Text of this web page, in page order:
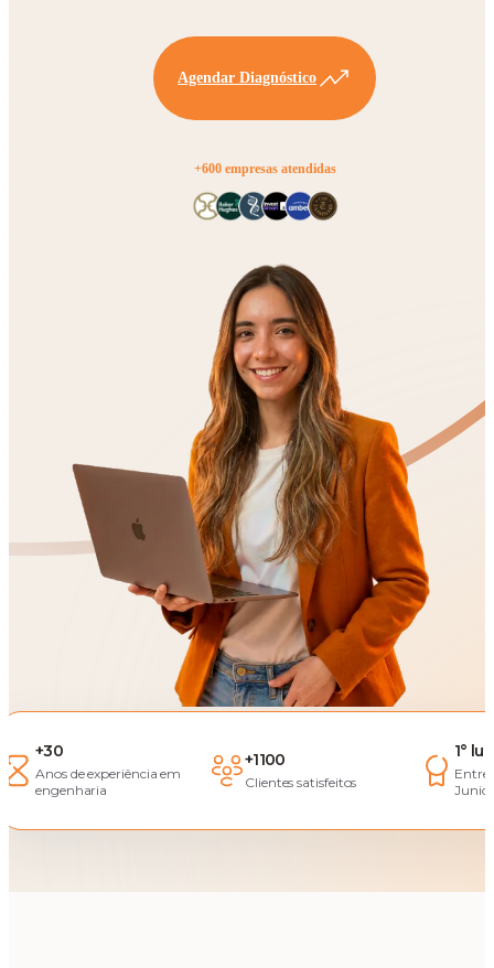
Agendar Diagnóstico
+600 empresas atendidas
+30
Anos de experiência em
engenharia
+1100
Clientes satisfeitos
1°
Entre